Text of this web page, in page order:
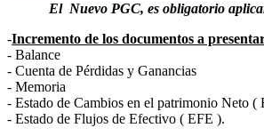
El Nuevo PGC, es obligatorio
-Incremento de los documentos a
- Balance
- Cuenta de Pérdidas y Ganancias
- Memoria
- Estado de Cambios en el patrimonio Neto (
- Estado de Flujos de Efectivo ( EFE ).